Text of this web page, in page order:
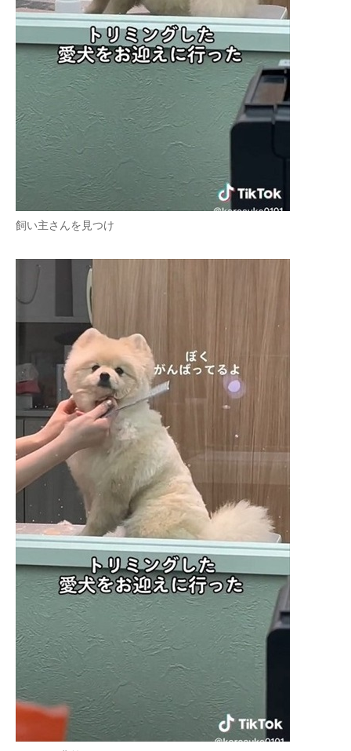
飼い主さんを見つけ